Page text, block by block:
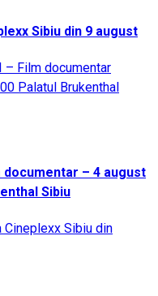
Sibiu din 9 august
documentar – 4 august
Sibiu